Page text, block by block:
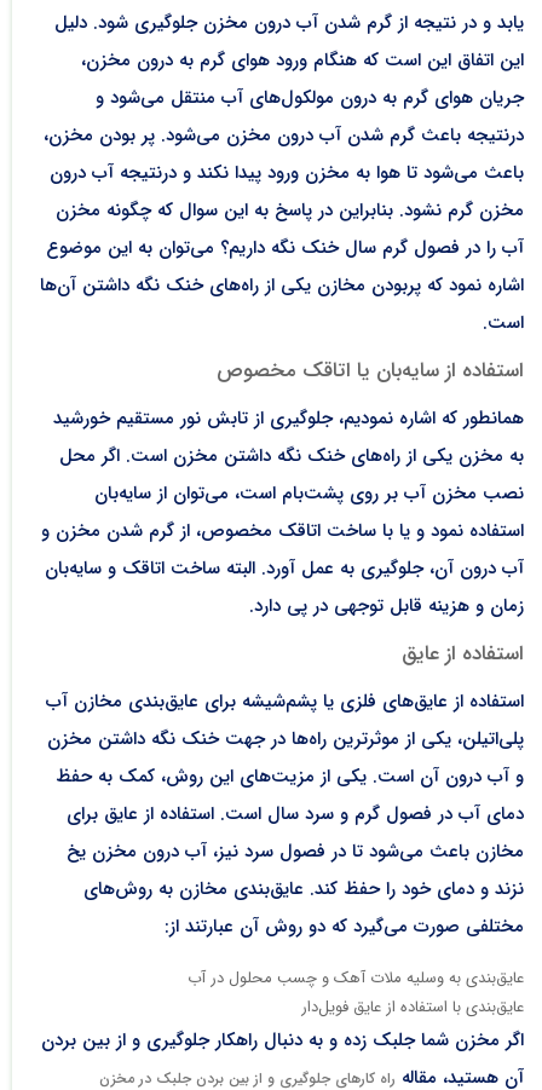
یابد و در نتیجه از گرم شدن آب درون مخزن جلوگیری شود. دلیل
این اتفاق این است که هنگام ورود هوای گرم به درون مخزن،
جریان هوای گرم به درون مولکول‌های آب منتقل می‌شود و
درنتیجه باعث گرم شدن آب درون مخزن می‌شود. پر بودن مخزن،
باعث می‌شود تا هوا به مخزن ورود پیدا نکند و درنتیجه آب درون
مخزن گرم نشود. بنابراین در پاسخ به این سوال که چگونه مخزن
آب را در فصول گرم سال خنک نگه داریم؟ می‌توان به این موضوع
اشاره نمود که پربودن مخازن یکی از راه‌های خنک نگه داشتن آن‌ها
است.
استفاده از سایه‌بان یا اتاقک مخصوص
همانطور که اشاره نمودیم، جلوگیری از تابش نور مستقیم خورشید
به مخزن یکی از راه‌های خنک نگه داشتن مخزن است. اگر محل
نصب مخزن آب بر روی پشت‌بام است، می‌توان از سایه‌بان
استفاده نمود و یا با ساخت اتاقک مخصوص، از گرم شدن مخزن و
آب درون آن، جلوگیری به عمل آورد. البته ساخت اتاقک و سایه‌بان
زمان و هزینه قابل توجهی در پی دارد.
استفاده از عایق
استفاده از عایق‌های فلزی یا پشم‌شیشه برای عایق‌بندی مخازن آب
پلی‌اتیلن، یکی از موثرترین راه‌ها در جهت خنک نگه داشتن مخزن
و آب درون آن است. یکی از مزیت‌های این روش، کمک به حفظ
دمای آب در فصول گرم و سرد سال است. استفاده از عایق برای
مخازن باعث می‌شود تا در فصول سرد نیز، آب درون مخزن یخ
نزند و دمای خود را حفظ کند. عایق‌بندی مخازن به روش‌های
مختلفی صورت می‌گیرد که دو روش آن عبارتند از:
عایق‌بندی به وسلیه ملات آهک و چسب محلول در آب
عایق‌بندی با استفاده از عایق فویل‌دار
اگر مخزن شما جلبک زده و به دنبال راهکار جلوگیری و از بین بردن
آن هستید، مقاله راه کارهای جلوگیری و از بین بردن جلبک در مخزن